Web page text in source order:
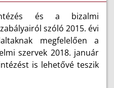
és a bizalmi
szóló 2015. évi
megfelelően a
szervek 2018. január
is lehetővé teszik